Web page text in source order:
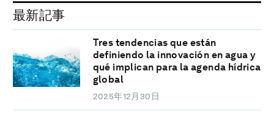
最新記事
Tres tendencias que están
definiendo la innovación en agua y
qué implican para la agenda hídrica
global
2025年12月30日